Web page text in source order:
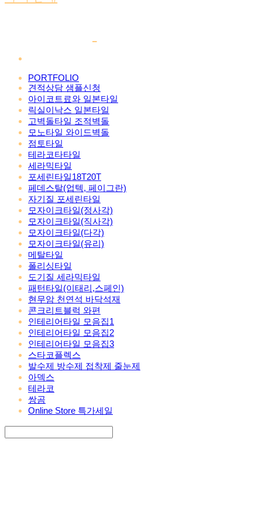
PORTFOLIO
견적상담 샘플신청
아이코트료와 일본타일
릭실이낙스 일본타일
고벽돌타일 조적벽돌
모노타일 와이드벽돌
점토타일
테라코타타일
세라믹타일
포세린타일18T20T
페데스탈(업텍, 페이그란)
자기질 포세린타일
모자이크타일(정사각)
모자이크타일(직사각)
모자이크타일(다각)
모자이크타일(유리)
메탈타일
폴리싱타일
도기질 세라믹타일
패턴타일(이태리,스페인)
현무암 천연석 바닥석재
콘크리트블럭 와편
인테리어타일 모음집1
인테리어타일 모음집2
인테리어타일 모음집3
스타코플렉스
발수제 방수제 접착제 줄눈제
아덱스
테라코
쌍곰
Online Store 특가세일